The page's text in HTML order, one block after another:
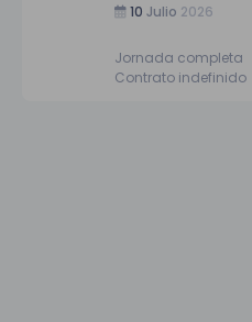
10 Julio 2026
Jornada completa
Contrato indefinido